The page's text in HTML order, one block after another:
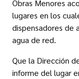
Obras Menores
lugares en los
dispensadores de
agua de red.
Que la Dirección
informe del lugar